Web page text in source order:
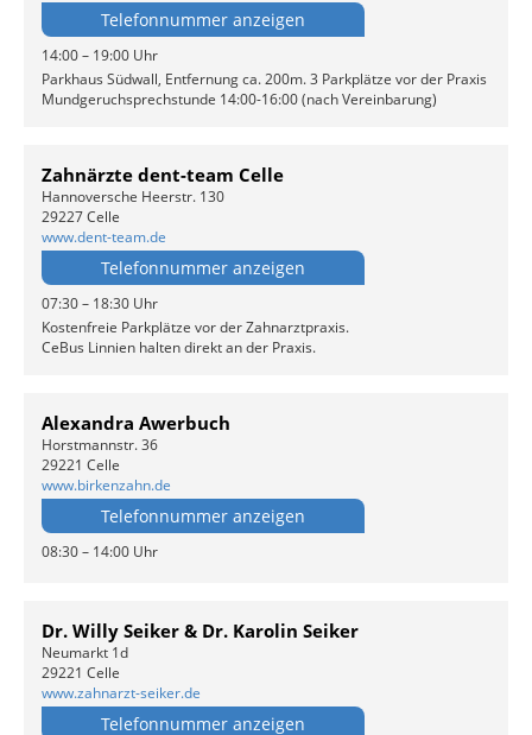
Telefonnummer anzeigen
14:00 – 19:00 Uhr
Parkhaus Südwall, Entfernung ca. 200m. 3 Parkplätze vor der Praxis
Mundgeruchsprechstunde 14:00-16:00 (nach Vereinbarung)
Zahnärzte dent-team Celle
Hannoversche Heerstr. 130
29227 Celle
www.dent-team.de
Telefonnummer anzeigen
07:30 – 18:30 Uhr
Kostenfreie Parkplätze vor der Zahnarztpraxis.
CeBus Linnien halten direkt an der Praxis.
Alexandra Awerbuch
Horstmannstr. 36
29221 Celle
www.birkenzahn.de
Telefonnummer anzeigen
08:30 – 14:00 Uhr
Dr. Willy Seiker & Dr. Karolin Seiker
Neumarkt 1d
29221 Celle
www.zahnarzt-seiker.de
Telefonnummer anzeigen